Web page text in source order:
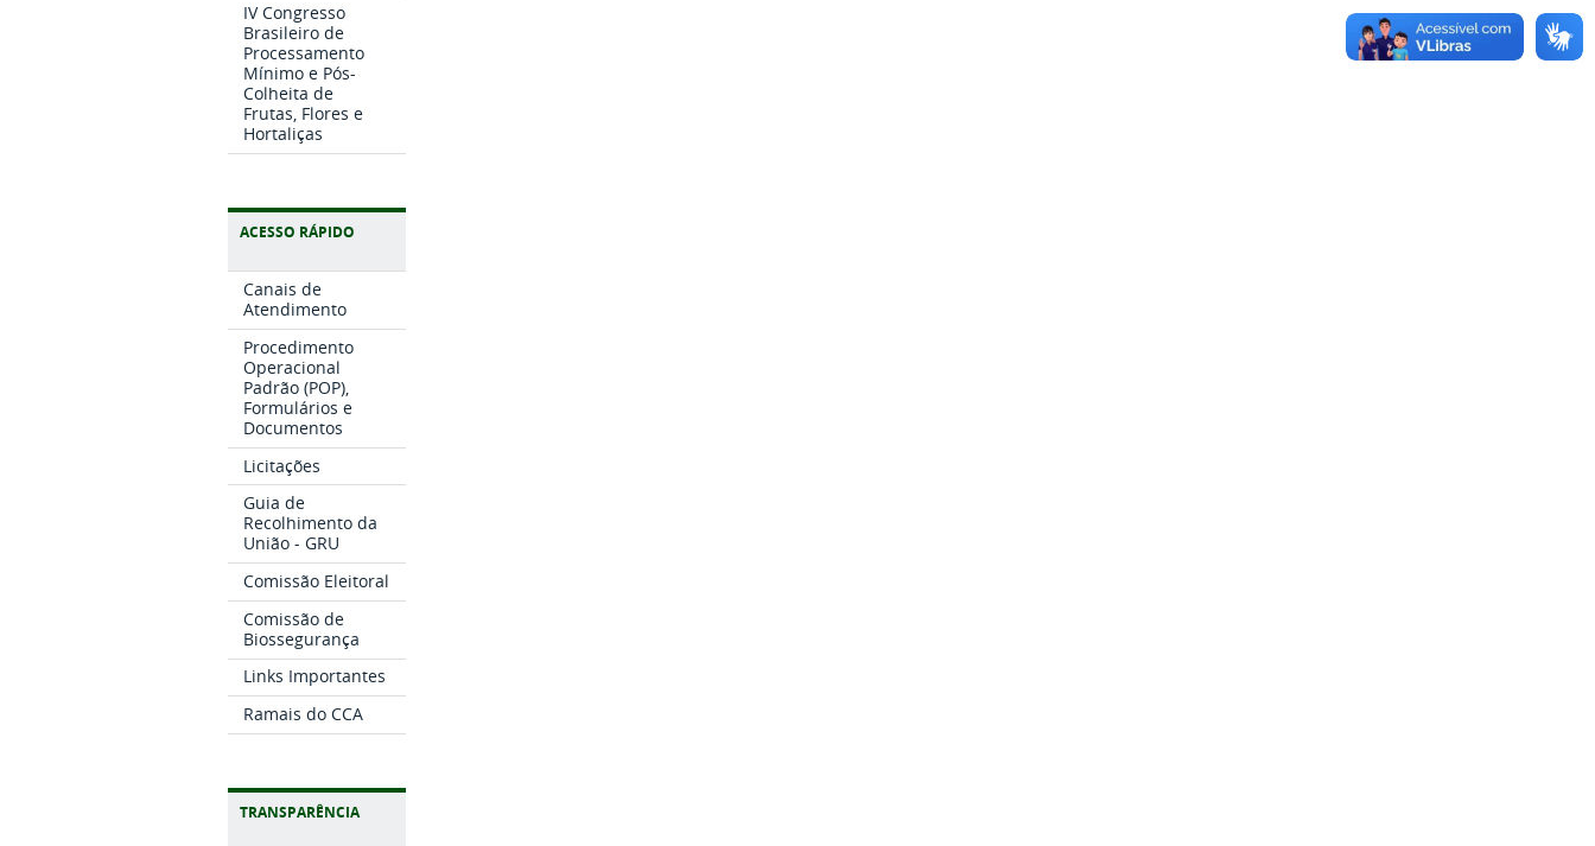
IV Congresso
Brasileiro de
Processamento
Mínimo e Pós-
Colheita de
Frutas, Flores e
Hortaliças
ACESSO RÁPIDO
Canais de
Atendimento
Procedimento
Operacional
Padrão (POP),
Formulários e
Documentos
Licitações
Guia de
Recolhimento da
União - GRU
Comissão Eleitoral
Comissão de
Biossegurança
Links Importantes
Ramais do CCA
TRANSPARÊNCIA